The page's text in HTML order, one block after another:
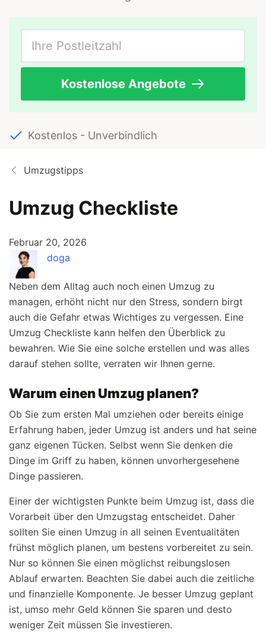
Kostenlose Angebote
Kostenlos - Unverbindlich
Umzugstipps
Umzug Checkliste
Februar 20, 2026
doga
Neben dem Alltag auch noch einen Umzug zu
managen, erhöht nicht nur den Stress, sondern birgt
auch die Gefahr etwas Wichtiges zu vergessen. Eine
Umzug Checkliste kann helfen den Überblick zu
bewahren. Wie Sie eine solche erstellen und was alles
darauf stehen sollte, verraten wir Ihnen gerne.
Warum einen Umzug planen?
Ob Sie zum ersten Mal umziehen oder bereits einige
Erfahrung haben, jeder Umzug ist anders und hat seine
ganz eigenen Tücken. Selbst wenn Sie denken die
Dinge im Griff zu haben, können unvorhergesehene
Dinge passieren.
Einer der wichtigsten Punkte beim Umzug ist, dass die
Vorarbeit über den Umzugstag entscheidet. Daher
sollten Sie einen Umzug in all seinen Eventualitäten
frühst möglich planen, um bestens vorbereitet zu sein.
Nur so können Sie einen möglichst reibungslosen
Ablauf erwarten. Beachten Sie dabei auch die zeitliche
und finanzielle Komponente. Je besser Umzug geplant
ist, umso mehr Geld können Sie sparen und desto
weniger Zeit müssen Sie investieren.